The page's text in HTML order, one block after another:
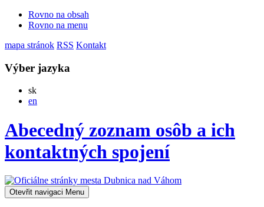
Rovno na obsah
Rovno na menu
mapa stránok RSS Kontakt
Výber jazyka
skSlovensky
en
Abecedný zoznam osôb a ich
kontaktných spojení
Otevřit navigaci Menu